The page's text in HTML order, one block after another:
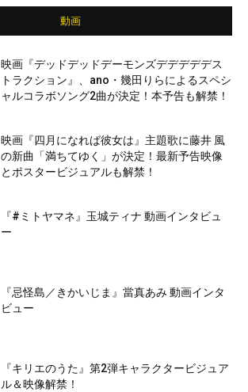
動画
映画『デッドデッドデーモンズデデデデデス
トラクション』、ano・幾田りらによるスペシ
ャルコラボソング2曲が決定！本予告も解禁！
映画『四月になれば彼女は』主題歌に藤井 風
の新曲「満ちてゆく」が決定！最新予告映像
とポスタービジュアルも解禁！
『#ミトヤマネ』玉城ティナ 動画インタビュ
ー
『忌怪島／きかいじま』當真あみ 動画インタ
ビュー
『キリエのうた』第2弾キャラクタービジュア
ル＆映像解禁！